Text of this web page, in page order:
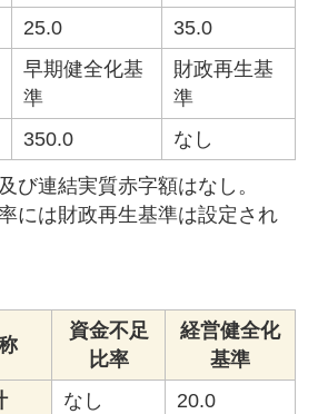
25.0 35.0
早期健全化基
準
財政再生基
準
350.0 なし
び連結実質赤字額はなし。
には財政再生基準は設定され
資金不足
比率
経営健全化
基準
なし
20.0